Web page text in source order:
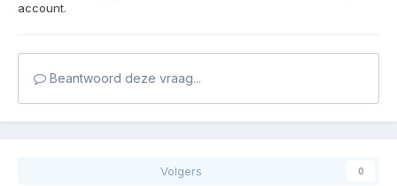
account.
Beantwoord deze vraag...
Volgers 0